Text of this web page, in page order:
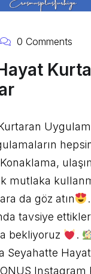
0 Comments
mutlaka
da göz atın
tavsiye
bekliyoruz
.
Seyahatte
Instagram